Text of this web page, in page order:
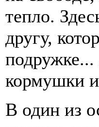
тепло.
другу,
подружке...
кормушки
В один из